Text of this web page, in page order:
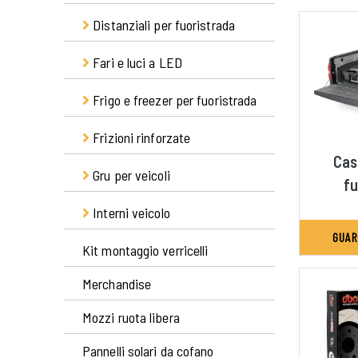
Molle anteriori
Molle posteriori
fuoristrada
Compressori portatili per
fuoristrada
Ricambi
Dischi freno anteriori
Pastiglie freno fuoristrada
Distanziali per fuoristrada
Distanziali in acciaio
Distanziali in alluminio
Fari e luci a LED
Accessori per LED fuoristrada
Barre a LED
Fari a LED
Frigo e freezer per fuoristrada
Accessori frigo
Frigo-Freezer portatili
Frizioni rinforzate
Kit frizioni
Gru per veicoli
Gru
Kit fissaggio gru
Interni veicolo
Accessori generici
Cucine per fuoristrada
Kit montaggio verricelli
Merchandise
Mozzi ruota libera
Pannelli solari da cofano